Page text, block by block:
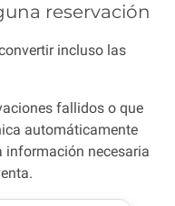
reservación
incluso las
fallidos o que
automáticamente
información necesaria